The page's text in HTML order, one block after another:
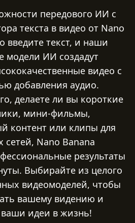
передового ИИ с
текста в видео от Nano
введите текст, и наши
модели ИИ создадут
видео с
добавления аудио.
делаете ли вы короткие
мини-фильмы,
контент или клипы для
сетей, Nano Banana
результаты
Выбирайте из целого
видеомоделей, чтобы
вашему видению и
ваши идеи в жизнь!